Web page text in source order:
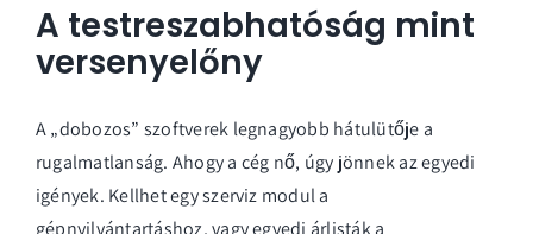
A testreszabhatóság mint
versenyelőny
A „dobozos” szoftverek legnagyobb hátulütője a
rugalmatlanság. Ahogy a cég nő, úgy jönnek az egyedi
igények. Kellhet egy szerviz modul a